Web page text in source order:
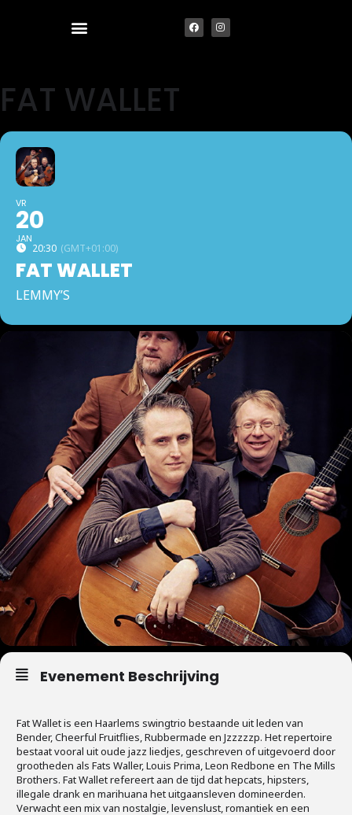
FAT WALLET
VR
20
JAN
20:30 (GMT+01:00)
FAT WALLET
LEMMY’S
Evenement Beschrijving
Fat Wallet is een Haarlems swingtrio bestaande uit leden van
Bender, Cheerful Fruitflies, Rubbermade en Jzzzzzp. Het repertoire
bestaat vooral uit oude jazz liedjes, geschreven of uitgevoerd door
grootheden als Fats Waller, Louis Prima, Leon Redbone en The Mills
Brothers. Fat Wallet refereert aan de tijd dat hepcats, hipsters,
illegale drank en marihuana het uitgaansleven domineerden.
Verwacht een mix van nostalgie, levenslust, romantiek en een